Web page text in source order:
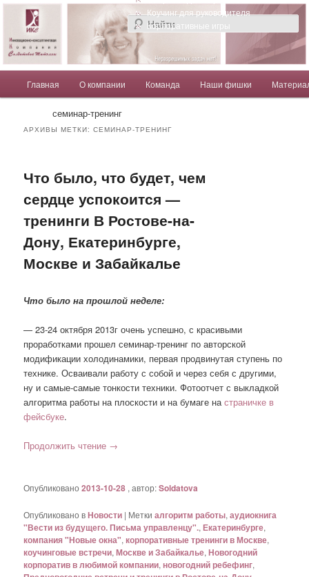
Солдатова Татьяна
Компания Солдатовой Татьяны
Главное менюПерейти к основному содержимому
Перейти к дополнительному содержимому
Главная О компании Команда Наши фишки
Коучинг для руководителя
Корпоративные игры
семинар-тренинг
АРХИВЫ МЕТКИ:СЕМИНАР-ТРЕНИНГ
Что было, что будет, чем
сердце успокоится —
тренинги В Ростове-на-
Дону, Екатеринбурге,
Москве и Забайкалье
Что было на прошлой неделе:
— 23-24 октября 2013г очень успешно, с красивыми
проработками прошел семинар-тренинг по авторской
модификации холодинамики, первая продвинутая ступень по
технике. Осваивали работу с собой и через себя с другими,
ну и самые-самые тонкости техники. Фотоотчет с выкладкой
алгоритма работы на плоскости и на бумаге настраничке в
фейсбуке.
Продолжить чтение →
Опубликовано2013-10-28 , автор:Soldatova
Опубликовано вНовости | Метки алгоритм работы,аудиокнига
"Вести из будущего. Письма управленцу".,Екатеринбурге,
компания "Новые окна",корпоративные тренинги в Москве,
коучинговые встречи,Москве и Забайкалье,Новогодний
корпоратив в любимой компании, новогодний ребефинг,